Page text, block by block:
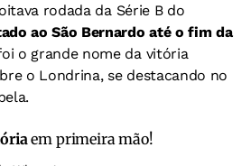
rodada da Série B do
ao São Bernardo até o fim da
o grande nome da vitória
o Londrina, se destacando no
em primeira mão!